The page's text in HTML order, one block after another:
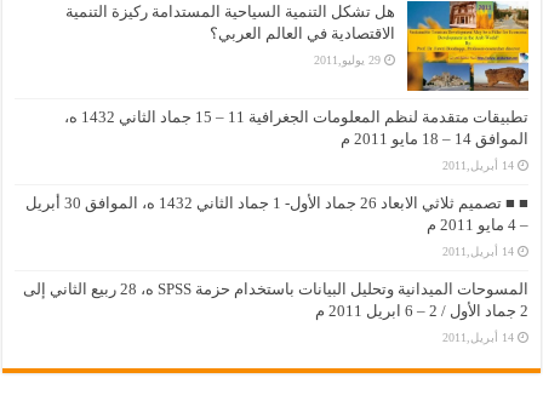
هل تشكل التنمية السياحية المستدامة ركيزة التنمية
الاقتصادية في العالم العربي؟
29 يوليو,2011
تطبيقات متقدمة لنظم المعلومات الجغرافية 11 – 15 جماد الثاني 1432 ه،
الموافق 14 – 18 مايو 2011 م
14 أبريل,2011
■ ■ تصميم ثلاثي الابعاد 26 جماد الأول- 1 جماد الثاني 1432 ه، الموافق 30 أبريل
– 4 مايو 2011 م
14 أبريل,2011
المسوحات الميدانية وتحليل البيانات باستخدام حزمة SPSS ه، 28 ربيع الثاني إلى
2 جماد الأول / 2 – 6 ابريل 2011 م
14 أبريل,2011